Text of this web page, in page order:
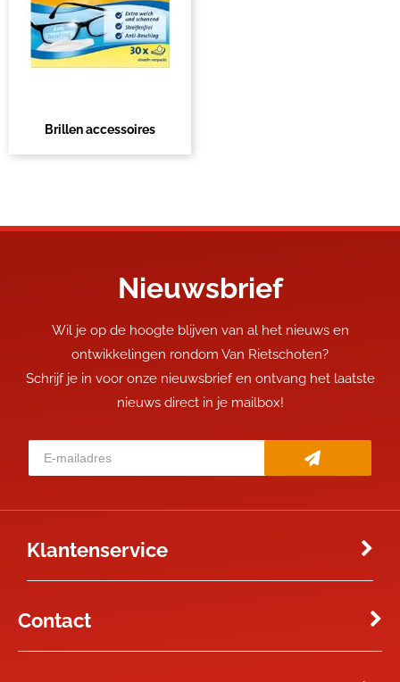
Brillen accessoires
Nieuwsbrief
Wil je op de hoogte blijven van al het nieuws en
ontwikkelingen rondom Van Rietschoten?
Schrijf je in voor onze nieuwsbrief en ontvang het laatste
nieuws direct in je mailbox!
Klantenservice
Contact